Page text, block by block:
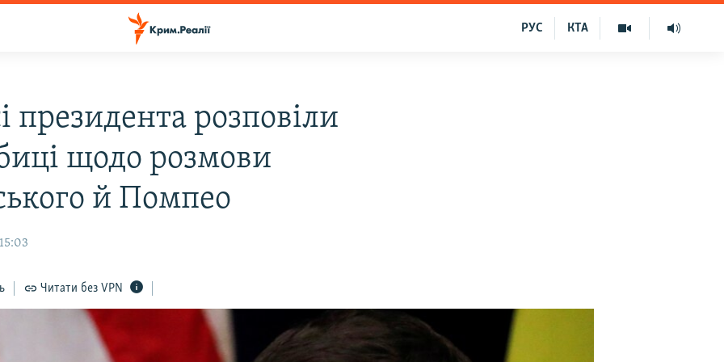
КТА
РУС
президента розповіли
щодо розмови
й Помпео
Читати без VPN